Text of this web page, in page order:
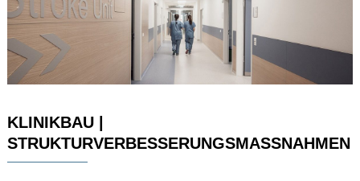
KLINIKBAU |
STRUKTURVERBESSERUNGSMASSNAHMEN